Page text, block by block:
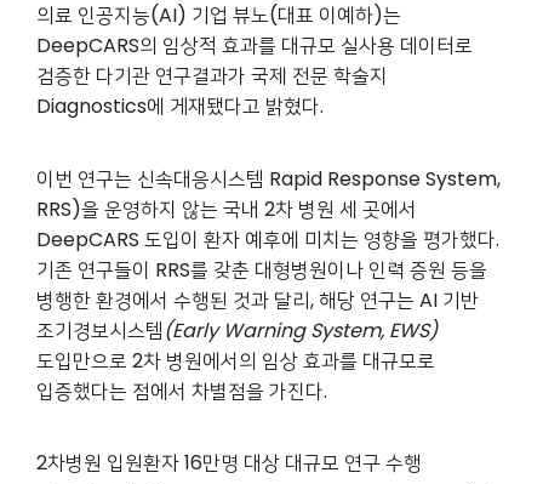
의료 인공지능(AI) 기업 뷰노(대표 이예하)는
DeepCARS의 임상적 효과를 대규모 실사용 데이터로
검증한 다기관 연구결과가 국제 전문 학술지
Diagnostics에 게재됐다고 밝혔다.
이번 연구는 신속대응시스템 Rapid Response System,
RRS)을 운영하지 않는 국내 2차 병원 세 곳에서
DeepCARS 도입이 환자 예후에 미치는 영향을 평가했다.
기존 연구들이 RRS를 갖춘 대형병원이나 인력 증원 등을
병행한 환경에서 수행된 것과 달리, 해당 연구는 AI 기반
조기경보시스템(Early Warning System, EWS)
도입만으로 2차 병원에서의 임상 효과를 대규모로
입증했다는 점에서 차별점을 가진다.
2차병원 입원환자 16만명 대상 대규모 연구 수행